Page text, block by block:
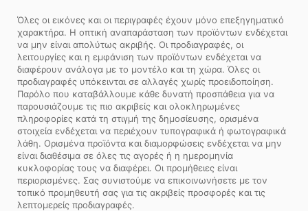
Όλες οι εικόνες και οι περιγραφές έχουν μόνο επεξηγηματικό
χαρακτήρα. Η οπτική αναπαράσταση των προϊόντων ενδέχεται
να μην είναι απολύτως ακριβής. Οι προδιαγραφές, οι
λειτουργίες και η εμφάνιση των προϊόντων ενδέχεται να
διαφέρουν ανάλογα με το μοντέλο και τη χώρα. Όλες οι
προδιαγραφές υπόκεινται σε αλλαγές χωρίς προειδοποίηση.
Παρόλο που καταβάλλουμε κάθε δυνατή προσπάθεια για να
παρουσιάζουμε τις πιο ακριβείς και ολοκληρωμένες
πληροφορίες κατά τη στιγμή της δημοσίευσης, ορισμένα
στοιχεία ενδέχεται να περιέχουν τυπογραφικά ή φωτογραφικά
λάθη. Ορισμένα προϊόντα και διαμορφώσεις ενδέχεται να μην
είναι διαθέσιμα σε όλες τις αγορές ή η ημερομηνία
κυκλοφορίας τους να διαφέρει. Οι προμήθειες είναι
περιορισμένες. Σας συνιστούμε να επικοινωνήσετε με τον
τοπικό προμηθευτή σας για τις ακριβείς προσφορές και τις
λεπτομερείς προδιαγραφές.